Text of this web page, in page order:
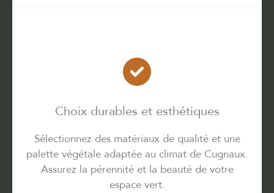
Choix durables et esthétiques
Sélectionnez des matériaux de qualité et une
palette végétale adaptée au climat de Cugnaux.
Assurez la pérennité et la beauté de votre
espace vert.